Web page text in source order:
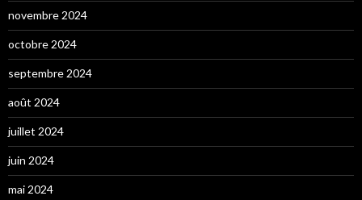
novembre 2024
octobre 2024
septembre 2024
août 2024
juillet 2024
juin 2024
mai 2024